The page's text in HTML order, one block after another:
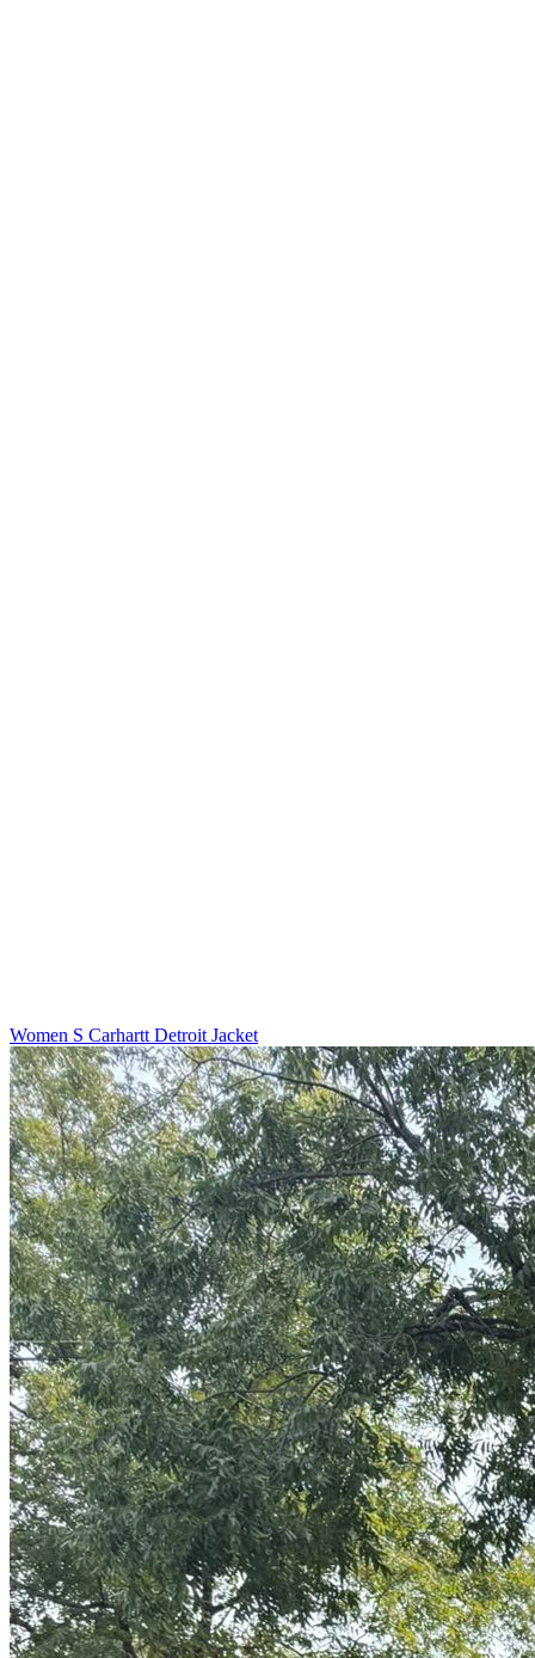
Women S Carhartt Detroit Jacket